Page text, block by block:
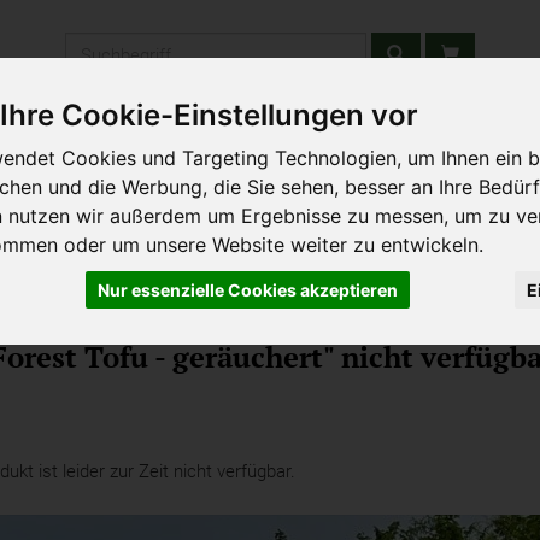
Cookie-Einstellungen vor
Cookies und Targeting Technologien, um Ihnen ein
und die Werbung, die Sie sehen, besser an Ihre
nutzen wir außerdem um Ergebnisse zu messen, um zu
oder um unsere Website weiter zu entwickeln.
Nur essenzielle Cookies akzeptieren
& Schulen Liefergebiet Wochenmarkt Unsere
Tofu - geräuchert" nicht
ist leider zur Zeit nicht verfügbar.